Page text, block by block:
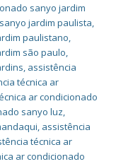
sanyo jardim
jardim paulista,
paulistano,
são paulo,
, assistência
técnica ar
ar condicionado
sanyo luz,
, assistência
técnica ar
ar condicionado